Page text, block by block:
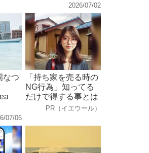
2026/07/02
なつ
07/06
「持ち家を売る時の
NG行為」知ってる
だけで得する事とは
PR（イエウール）